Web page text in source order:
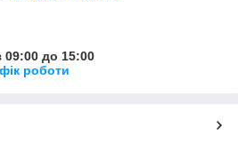
09:00 до 15:00
роботи